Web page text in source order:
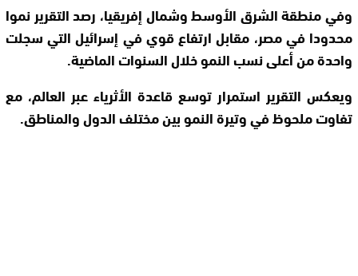
وفي منطقة الشرق الأوسط وشمال إفريقيا، رصد التقرير نموا
محدودا في مصر، مقابل ارتفاع قوي في إسرائيل التي سجلت
واحدة من أعلى نسب النمو خلال السنوات الماضية.
ويعكس التقرير استمرار توسع قاعدة الأثرياء عبر العالم، مع
تفاوت ملحوظ في وتيرة النمو بين مختلف الدول والمناطق.